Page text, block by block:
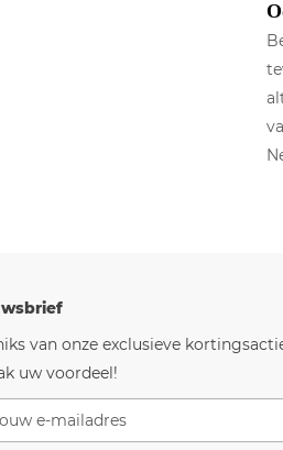
van onze exclusieve
uw voordeel!